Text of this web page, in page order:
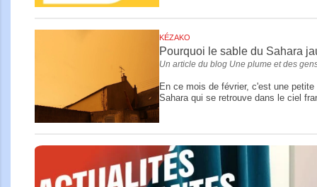
KÉZAKO
Pourquoi le sable du Sahara
Un article du blog Une plume et des
En ce mois de février, c'est une
Sahara qui se retrouve dans le ciel